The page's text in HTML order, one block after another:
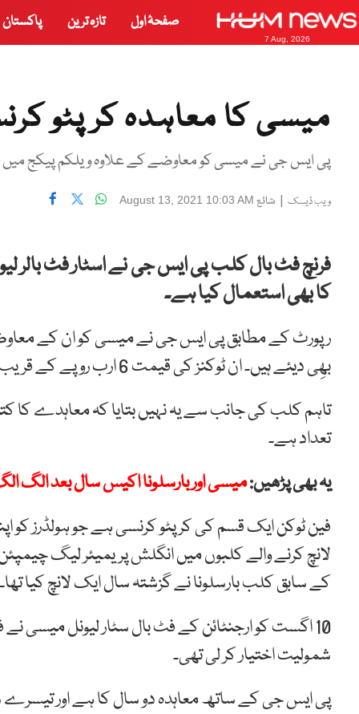
7 Aug, 2026
صفحۂ اول تازہ ترین پاکستان
میسی کا معاہدہ کرپٹو
پی ایس جی نے میسی کو معاوضے کے علاوہ ویلکم پیکج میں
ویب ڈیسک | شائع August 13, 2021 10:03 AM
فرنچفٹبالکلبپیایسجینےاسٹارفٹبالر
کابھیاستعمالکیا ہے۔
رپورٹ کےمطابق پی ایس جی نے میسی کو ان کے
بھِی دیئے ہیں۔ ان ٹوکنز کی قیمت 6 ارب روپے کے قریب بنتی ہے۔
تاہم کلب کی جانب سے یہ نہیں بتایا کہ معاہدے کا
تعداد ہے۔
یہ بھی پڑھیں:میسی اور بارسلونا اکیس سال بعد الگ
فین ٹوکن ایک قسم کی کرپٹو کرنسی ہے جو ہولڈرز
لانچ کرنے والے کلبوں میں انگلش پریمیئر لیگ
کے سابق کلب بارسلونا نے گزشتہ سال ایک لانچ کیا تھا۔
10 اگست کو ارجنٹائن کے فٹ بال سٹار لیونل
شمولیت اختیار کر لی تھی۔
پی ایس جی کے ساتھ معاہدہ دو سال کا ہے اور